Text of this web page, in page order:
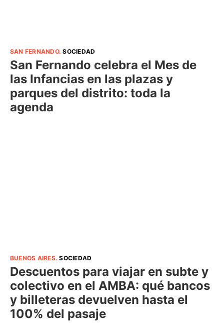
SAN FERNANDO.SOCIEDAD
San Fernando celebra el Mes de
las Infancias en las plazas y
parques del distrito: toda la
agenda
BUENOS AIRES.SOCIEDAD
Descuentos para viajar en subte y
colectivo en el AMBA: qué bancos
y billeteras devuelven hasta el
100% del pasaje